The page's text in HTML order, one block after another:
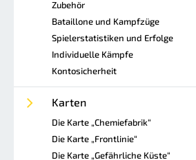
Zubehör
Bataillone und Kampfzüge
Spielerstatistiken und Erfolge
Individuelle Kämpfe
Kontosicherheit
Karten
Die Karte „Chemiefabrik“
Die Karte „Frontlinie“
Die Karte „Gefährliche Küste“